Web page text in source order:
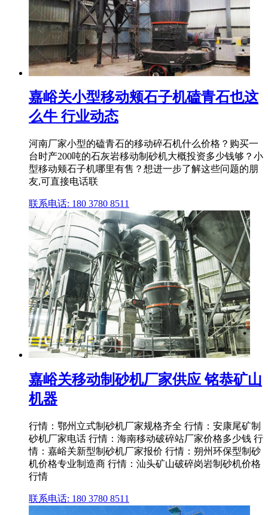
嘉峪关小型移动颊石子机磕青石也这
么牛 行业动态
河南厂家小型的磕青石的移动碎石机什么价格？购买一
台时产200吨的石灰岩移动制砂机大概投资多少钱够？小
型移动颊石子机哪里有售？想进一步了解这些问题的朋
友,可直接电话联
联系电话: 180 3780 8511
嘉峪关移动制砂机厂家供应 铭恭矿山
机器
行情：鄂州立式制砂机厂家规格齐全 行情：安康尾矿制
砂机厂家电话 行情：海南移动破碎站厂家价格多少钱 行
情：嘉峪关新型制砂机厂家报价 行情：朔州环保型制砂
机价格专业制造商 行情：汕头矿山破碎岗岩制砂机价格
行情
联系电话: 180 3780 8511